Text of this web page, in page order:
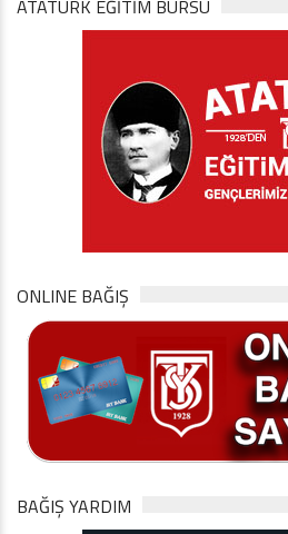
ATATÜRK EĞITIM BURSU
ONLINE BAĞIŞ
BAĞIŞ YARDIM